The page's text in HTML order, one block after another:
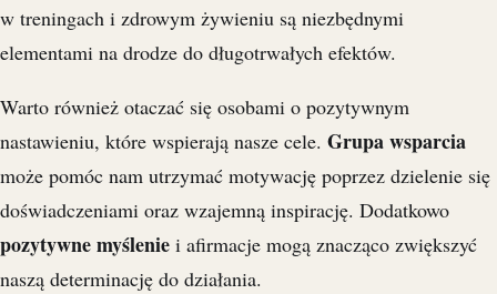
w treningach i zdrowym żywieniu są niezbędnymi
elementami na drodze do długotrwałych efektów.
Warto również otaczać się osobami o pozytywnym
nastawieniu, które wspierają nasze cele. Grupa wsparcia
może pomóc nam utrzymać motywację poprzez dzielenie się
doświadczeniami oraz wzajemną inspirację. Dodatkowo
pozytywne myślenie i afirmacje mogą znacząco zwiększyć
naszą determinację do działania.